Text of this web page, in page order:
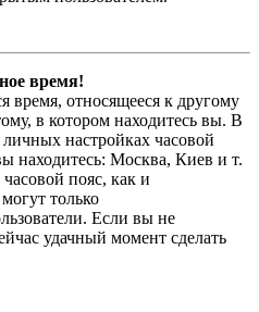
время!
время, относящееся к другому
в котором находитесь вы. В
настройках часовой
находитесь: Москва, Киев и т.
пояс, как и
только
Если вы не
удачный момент сделать